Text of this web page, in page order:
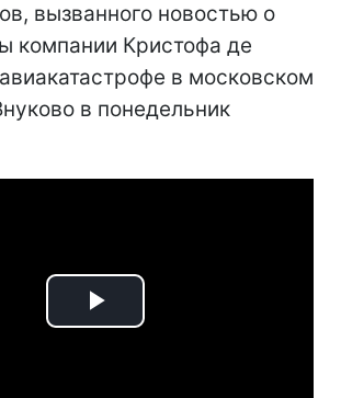
вызванного новостью о
компании Кристофа де
в московском
в понедельник
Play